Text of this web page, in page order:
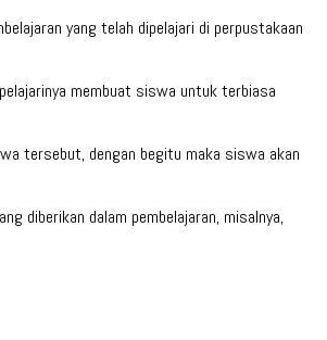
yang telah dipelajari di perpustakaan
membuat siswa untuk terbiasa
tersebut, dengan begitu maka siswa akan
diberikan dalam pembelajaran, misalnya,